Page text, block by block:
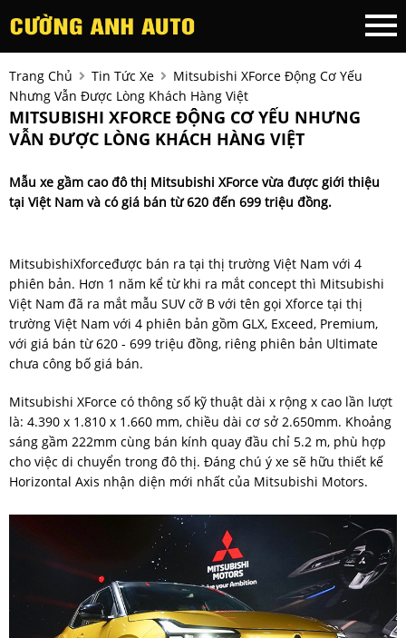
Trang Chủ Tin Tức Xe
Mitsubishi XForce Động Cơ Yếu
Nhưng Vẫn Được Lòng Khách Hàng Việt
MITSUBISHI XFORCE ĐỘNG CƠ YẾU NHƯNG
VẪN ĐƯỢC LÒNG KHÁCH HÀNG VIỆT
Mẫu xe gầm cao đô thị Mitsubishi XForce vừa được giới thiệu
tại Việt Nam và có giá bán từ 620 đến 699 triệu đồng.
MitsubishiXforceđược bán ra tại thị trường Việt Nam với 4
phiên bản. Hơn 1 năm kể từ khi ra mắt concept thì Mitsubishi
Việt Nam đã ra mắt mẫu SUV cỡ B với tên gọi Xforce tại thị
trường Việt Nam với 4 phiên bản gồm GLX, Exceed, Premium,
với giá bán từ 620 - 699 triệu đồng, riêng phiên bản Ultimate
chưa công bố giá bán.
Mitsubishi XForce có thông số kỹ thuật dài x rộng x cao lần lượt
là: 4.390 x 1.810 x 1.660 mm, chiều dài cơ sở 2.650mm. Khoảng
sáng gầm 222mm cùng bán kính quay đầu chỉ 5.2 m, phù hợp
cho việc di chuyển trong đô thị. Đáng chú ý xe sẽ hữu thiết kế
Horizontal Axis nhận diện mới nhất của Mitsubishi Motors.